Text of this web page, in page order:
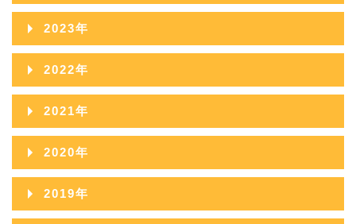
2026年06月
2026年05月
2026年04月
2026年03月
2026年02月
2026年01月
2025年11月
2025年10月
2025年09月
2025年08月
2025年07月
2025年06月
2025年05月
2024年12月
2024年11月
2024年10月
2024年09月
2024年08月
2024年07月
2024年06月
2023年
2023年12月
2023年11月
2023年10月
2023年09月
2023年08月
2022年
2022年12月
2022年11月
2022年10月
2022年09月
2021年
2021年12月
2021年11月
2021年10月
2020年
2020年12月
2020年11月
2019年